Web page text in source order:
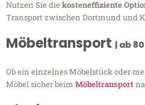
Nutzen Sie diekosteneffiziente
Transport zwischen Dortmund und
Möbeltransport | ab
Ob ein einzelnes Möbelstück oder
Möbel sicher beim Möbeltransport